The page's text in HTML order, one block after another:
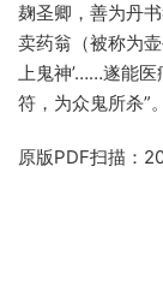
麹圣卿，善为丹
卖药翁（被称为
上鬼神’……遂能医
符，为众鬼所杀”。
原版PDF扫描：